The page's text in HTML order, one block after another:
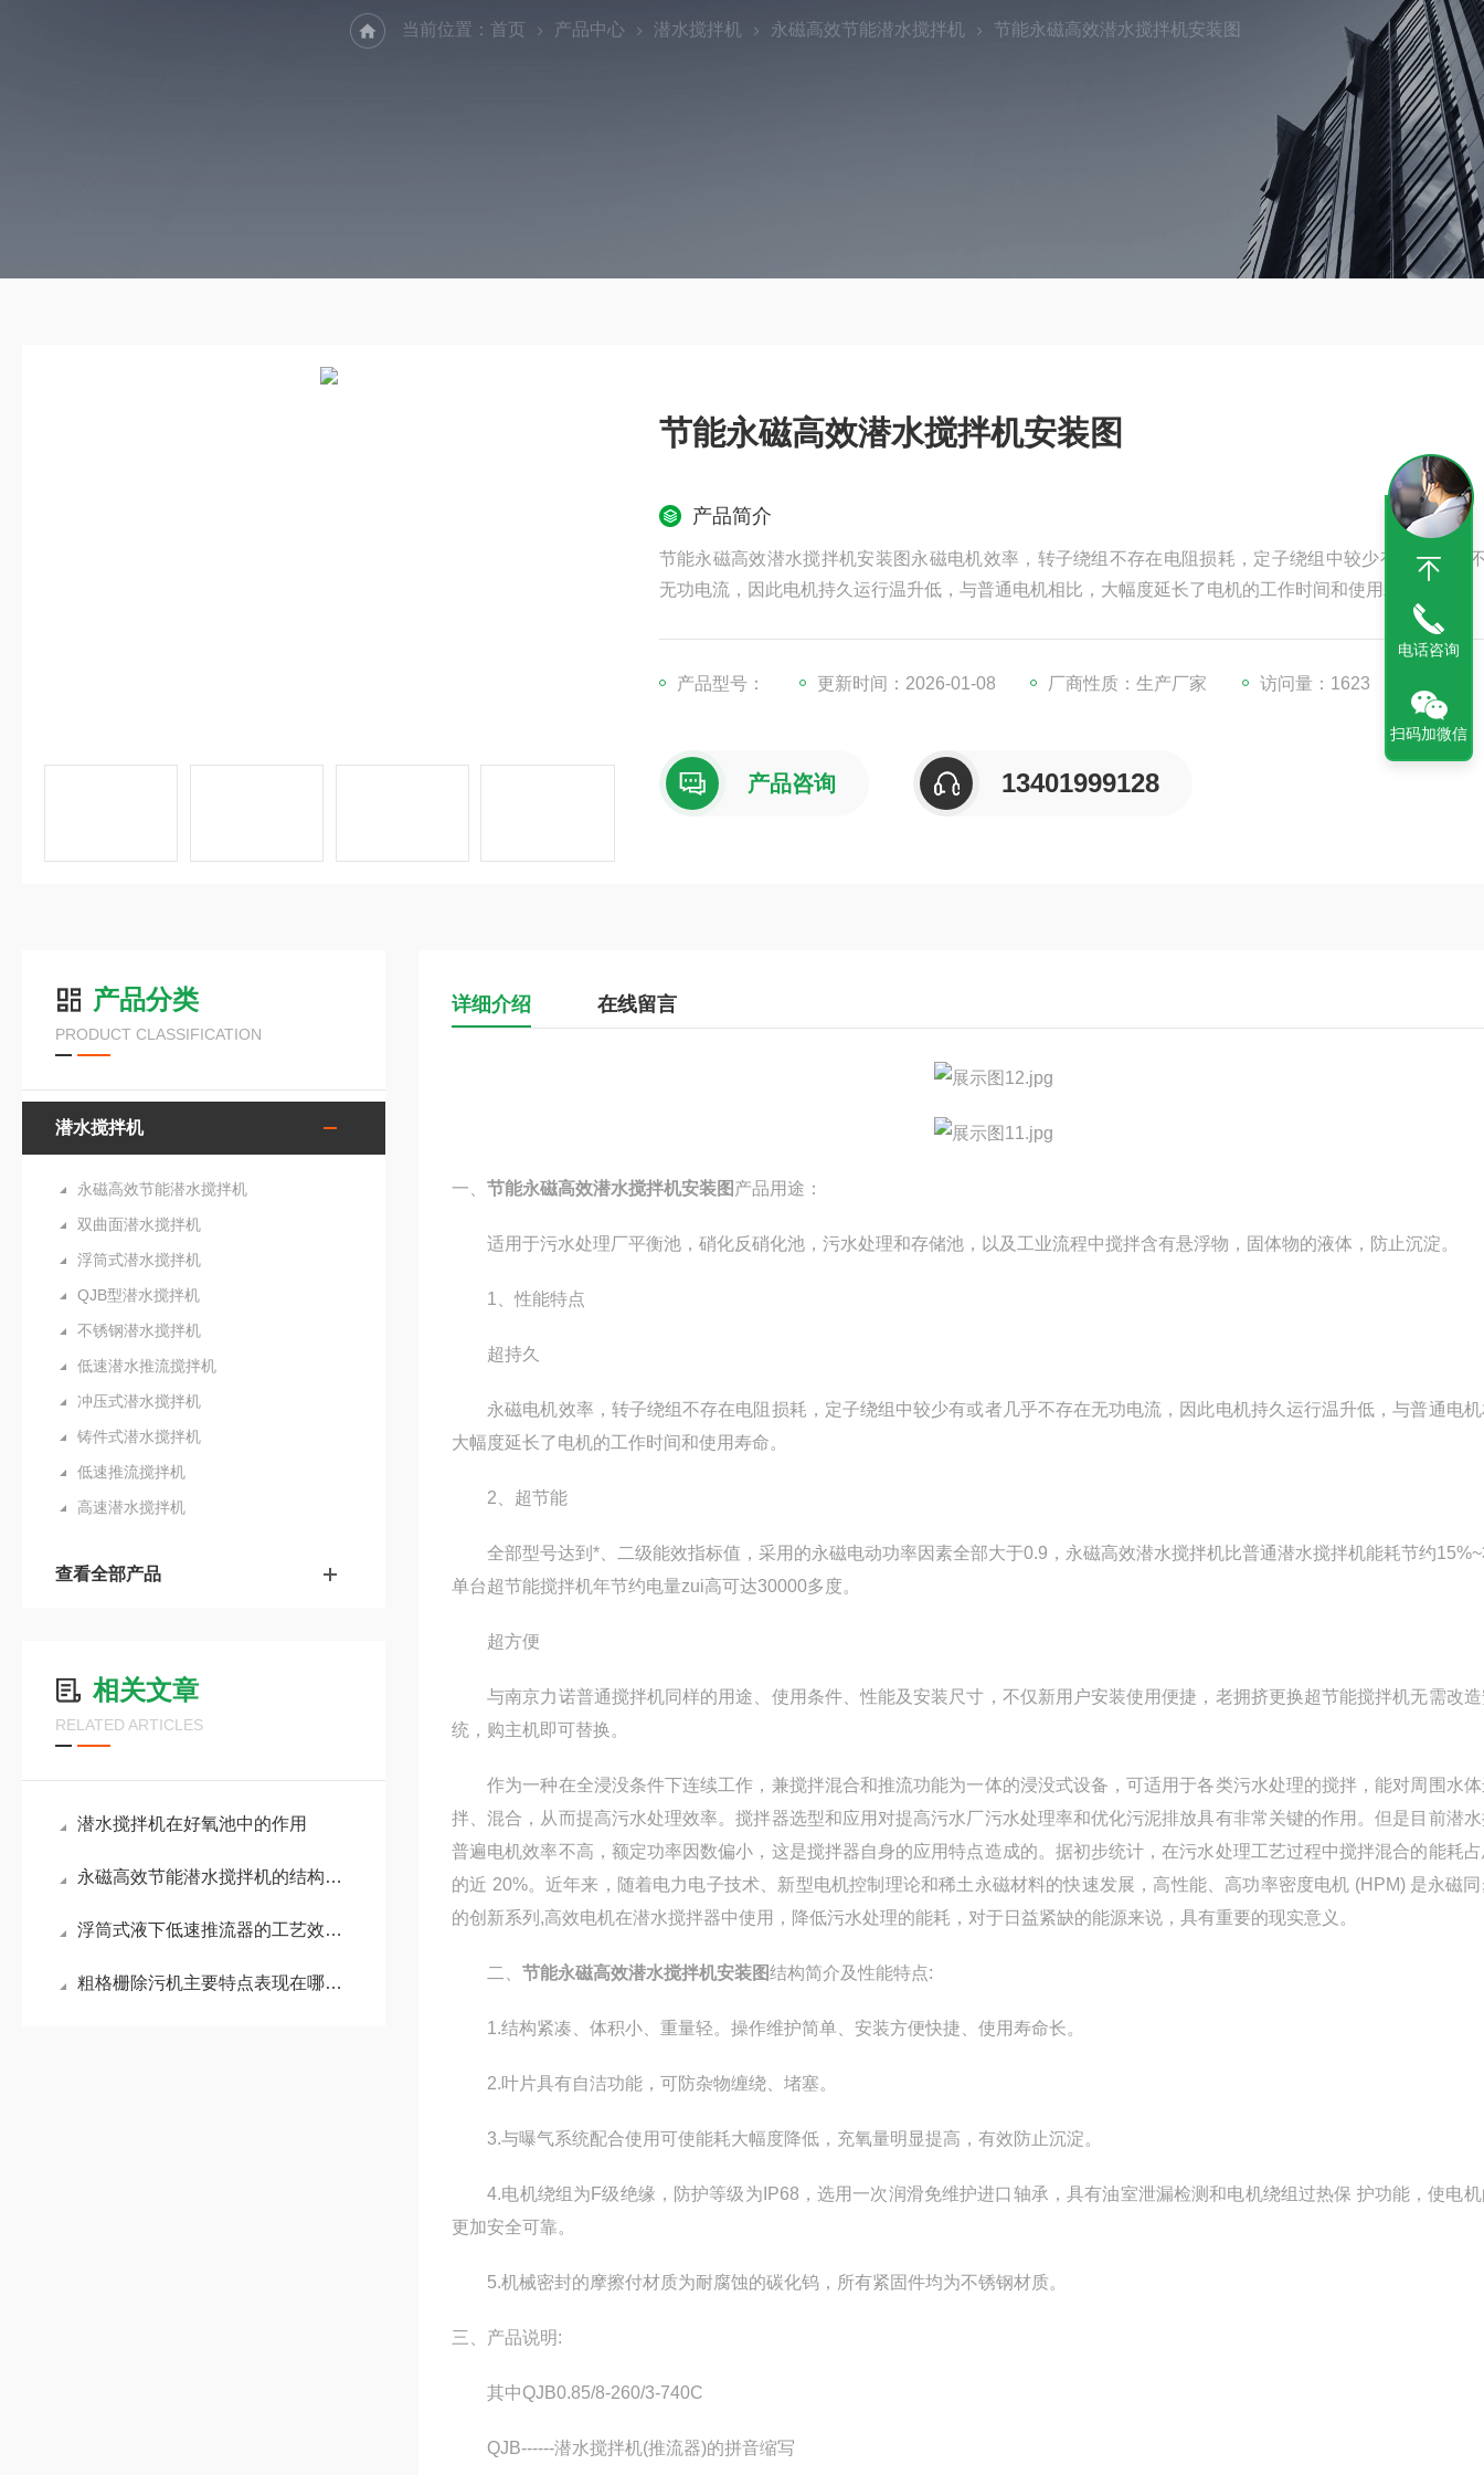
当前位置： 首页 产品中心 潜水搅拌机 永磁高效节能潜水搅拌机 节能永磁高效潜水搅拌机安装图
节能永磁高效潜水搅拌机安装图
产品简介
节能永磁高效潜水搅拌机安装图永磁电机效率，转子绕组不存在电阻损耗，定子绕组中较少有或者几乎
无功电流，因此电机持久运行温升低，与普通电机相比，大幅度延长了电机的工作时间和使用寿命。
产品型号： 更新时间：2026-01-08 厂商性质：生产厂家 访问量：1623
产品咨询 13401999128
产品分类
PRODUCT CLASSIFICATION
潜水搅拌机
永磁高效节能潜水搅拌机
双曲面潜水搅拌机
浮筒式潜水搅拌机
QJB型潜水搅拌机
不锈钢潜水搅拌机
低速潜水推流搅拌机
冲压式潜水搅拌机
铸件式潜水搅拌机
低速推流搅拌机
高速潜水搅拌机
查看全部产品
相关文章
RELATED ARTICLES
潜水搅拌机在好氧池中的作用
永磁高效节能潜水搅拌机的结构与性能特点
浮筒式液下低速推流器的工艺效果优势明显
粗格栅除污机主要特点表现在哪些方面？
详细介绍 在线留言
一、 节能永磁高效潜水搅拌机安装图 产品用途：
适用于污水处理厂平衡池，硝化反硝化池，污水处理和存储池，以及工业流程中搅拌含有悬浮物，固体物的液体，防止沉淀。
1、性能特点
超持久
永磁电机效率，转子绕组不存在电阻损耗，定子绕组中较少有或者几乎不存在无功电流，因此电机持久运行温升低，与普通电
大幅度延长了电机的工作时间和使用寿命。
2、超节能
全部型号达到*、二级能效指标值，采用的永磁电动功率因素全部大于0.9，永磁高效潜水搅拌机比普通潜水搅拌机能耗节约
单台超节能搅拌机年节约电量zui高可达30000多度。
超方便
与南京力诺普通搅拌机同样的用途、使用条件、性能及安装尺寸，不仅新用户安装使用便捷，老拥挤更换超节能搅拌机无需改
统，购主机即可替换。
作为一种在全浸没条件下连续工作，兼搅拌混合和推流功能为一体的浸没式设备，可适用于各类污水处理的搅拌，能对周围水
拌、混合，从而提高污水处理效率。搅拌器选型和应用对提高污水厂污水处理率和优化污泥排放具有非常关键的作用。但是目前潜
普遍电机效率不高，额定功率因数偏小，这是搅拌器自身的应用特点造成的。据初步统计，在污水处理工艺过程中搅拌混合的能耗
的近 20%。近年来，随着电力电子技术、新型电机控制理论和稀土永磁材料的快速发展，高性能、高功率密度电机 (HPM) 是永磁
的创新系列,高效电机在潜水搅拌器中使用，降低污水处理的能耗，对于日益紧缺的能源来说，具有重要的现实意义。
二、 节能永磁高效潜水搅拌机安装图结构简介及性能特点:
1.结构紧凑、体积小、重量轻。操作维护简单、安装方便快捷、使用寿命长。
2.叶片具有自洁功能，可防杂物缠绕、堵塞。
3.与曝气系统配合使用可使能耗大幅度降低，充氧量明显提高，有效防止沉淀。
4.电机绕组为F级绝缘，防护等级为IP68，选用一次润滑免维护进口轴承，具有油室泄漏检测和电机绕组过热保 护功能，使电
更加安全可靠。
5.机械密封的摩擦付材质为耐腐蚀的碳化钨，所有紧固件均为不锈钢材质。
三、产品说明:
其中QJB0.85/8-260/3-740C
QJB------潜水搅拌机(推流器)的拼音缩写
电话咨询
扫码加微信